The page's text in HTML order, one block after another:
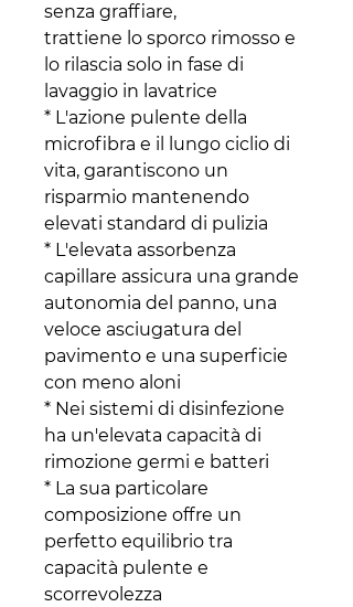
senza graffiare,
trattiene lo sporco rimosso e
lo rilascia solo in fase di
lavaggio in lavatrice
* L'azione pulente della
microfibra e il lungo ciclio di
vita, garantiscono un
risparmio mantenendo
elevati standard di pulizia
* L'elevata assorbenza
capillare assicura una grande
autonomia del panno, una
veloce asciugatura del
pavimento e una superficie
con meno aloni
* Nei sistemi di disinfezione
ha un'elevata capacità di
rimozione germi e batteri
* La sua particolare
composizione offre un
perfetto equilibrio tra
capacità pulente e
scorrevolezza